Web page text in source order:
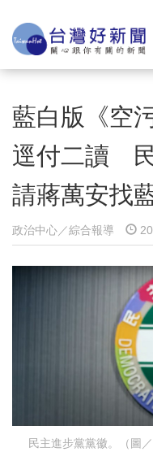
藍白版《空
逕付二讀
請蔣萬安找
政治中心／綜合報導
民主進步黨黨徽。（圖